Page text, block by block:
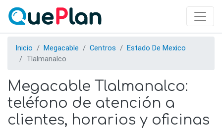
Inicio Megacable Centros
Estado De Mexico
Tlalmanalco
Megacable Tlalmanalco:
teléfono de atención a
clientes, horarios y oficinas